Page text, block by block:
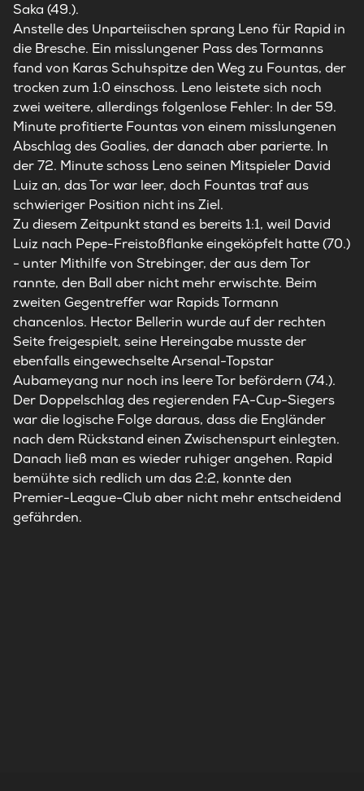
Saka (49.).
Anstelle des Unparteiischen sprang Leno für Rapid in
die Bresche. Ein misslungener Pass des Tormanns
fand von Karas Schuhspitze den Weg zu Fountas, der
trocken zum 1:0 einschoss. Leno leistete sich noch
zwei weitere, allerdings folgenlose Fehler: In der 59.
Minute profitierte Fountas von einem misslungenen
Abschlag des Goalies, der danach aber parierte. In
der 72. Minute schoss Leno seinen Mitspieler David
Luiz an, das Tor war leer, doch Fountas traf aus
schwieriger Position nicht ins Ziel.
Zu diesem Zeitpunkt stand es bereits 1:1, weil David
Luiz nach Pepe-Freistoßflanke eingeköpfelt hatte (70.)
- unter Mithilfe von Strebinger, der aus dem Tor
rannte, den Ball aber nicht mehr erwischte. Beim
zweiten Gegentreffer war Rapids Tormann
chancenlos. Hector Bellerin wurde auf der rechten
Seite freigespielt, seine Hereingabe musste der
ebenfalls eingewechselte Arsenal-Topstar
Aubameyang nur noch ins leere Tor befördern (74.).
Der Doppelschlag des regierenden FA-Cup-Siegers
war die logische Folge daraus, dass die Engländer
nach dem Rückstand einen Zwischenspurt einlegten.
Danach ließ man es wieder ruhiger angehen. Rapid
bemühte sich redlich um das 2:2, konnte den
Premier-League-Club aber nicht mehr entscheidend
gefährden.